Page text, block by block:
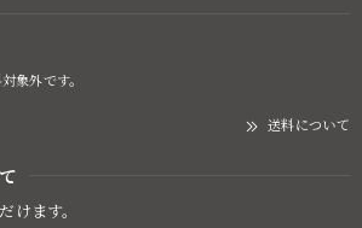
象外です。
送料について
けます。